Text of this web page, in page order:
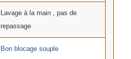
Lavage à la main , pas de
repassage
Bon blocage souple